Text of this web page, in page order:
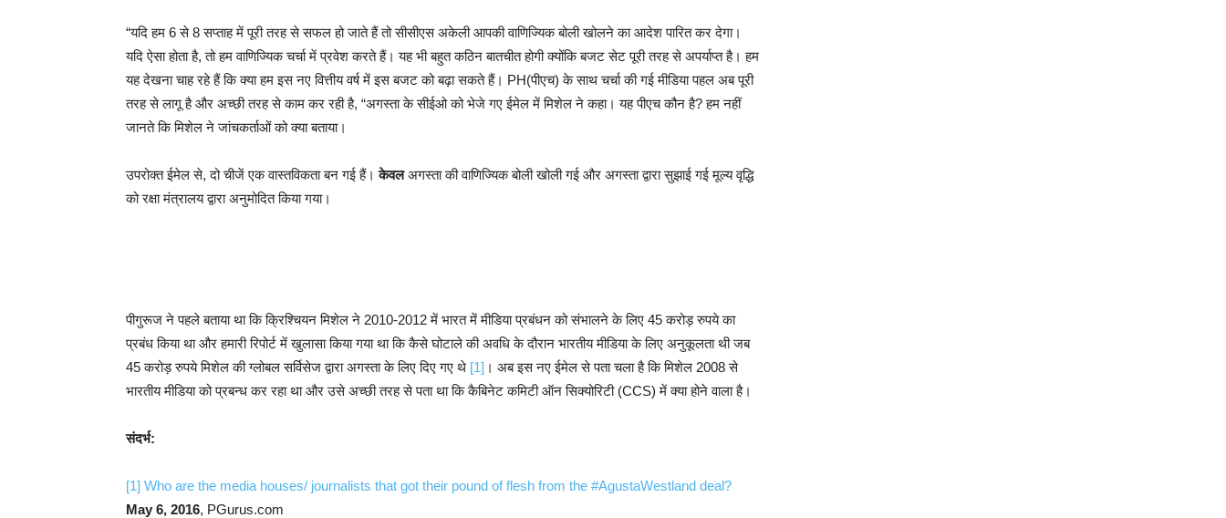
“यदि हम 6 से 8 सप्ताह में पूरी तरह से सफल हो जाते हैं तो सीसीएस अकेली आपकी वाणिज्यिक बोली खोलने का आदेश पारित कर देगा।
यदि ऐसा होता है, तो हम वाणिज्यिक चर्चा में प्रवेश करते हैं। यह भी बहुत कठिन बातचीत होगी क्योंकि बजट सेट पूरी तरह से अपर्याप्त है। हम
यह देखना चाह रहे हैं कि क्या हम इस नए वित्तीय वर्ष में इस बजट को बढ़ा सकते हैं। PH(पीएच) के साथ चर्चा की गई मीडिया पहल अब पूरी
तरह से लागू है और अच्छी तरह से काम कर रही है, “अगस्ता के सीईओ को भेजे गए ईमेल में मिशेल ने कहा। यह पीएच कौन है? हम नहीं
जानते कि मिशेल ने जांचकर्ताओं को क्या बताया।
उपरोक्त ईमेल से, दो चीजें एक वास्तविकता बन गई हैं।केवलअगस्ता की वाणिज्यिक बोली खोली गई और अगस्ता द्वारा सुझाई गई मूल्य वृद्धि
को रक्षा मंत्रालय द्वारा अनुमोदित किया गया।
पीगुरूज ने पहले बताया था कि क्रिश्चियन मिशेल ने 2010-2012 में भारत में मीडिया प्रबंधन को संभालने के लिए 45 करोड़ रुपये का
प्रबंध किया था और हमारी रिपोर्ट में खुलासा किया गया था कि कैसे घोटाले की अवधि के दौरान भारतीय मीडिया के लिए अनुकूलता थी जब
45 करोड़ रुपये मिशेल की ग्लोबल सर्विसेज द्वारा अगस्ता के लिए दिए गए थे [1] । अब इस नए ईमेल से पता चला है कि मिशेल 2008 से
भारतीय मीडिया को प्रबन्ध कर रहा था और उसे अच्छी तरह से पता था कि कैबिनेट कमिटी ऑन सिक्योरिटी (CCS) में क्या होने वाला है।
संदर्भ:
[1] Who are the media houses/ journalists that got their pound of flesh from the #AgustaWestland deal?
May 6, 2016, PGurus.com